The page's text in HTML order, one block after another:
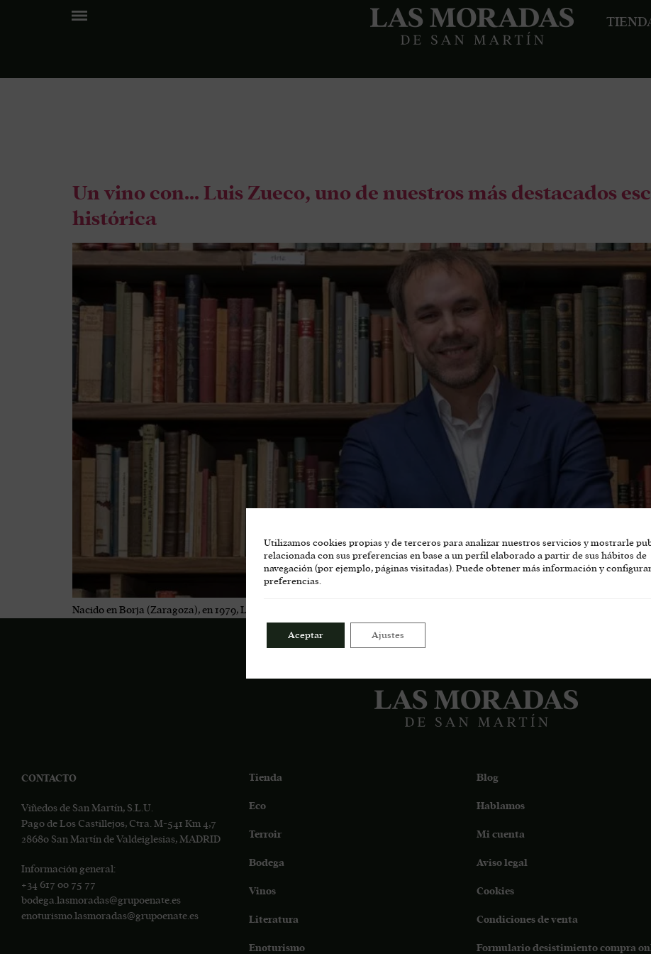
Un vino con… Luis Zueco, uno de nuestros más destacados
histórica
Nacido en Borja (Zaragoza), en 1979, Luis Zueco es ingeniero industrial, licenciado en Historia y escritor. También es director
CONTACTO
Viñedos de San Martín, S.L.U.
Pago de Los Castillejos, Ctra. M-541 Km 4,7
28680 San Martín de Valdeiglesias, MADRID
Información general:
+34 617 00 75 77
bodega.lasmoradas@grupoenate.es
enoturismo.lasmoradas@grupoenate.es
Tienda
Eco
Terroir
Bodega
Vinos
Literatura
Enoturismo
Blog
Hablamos
Mi cuenta
Aviso legal
Cookies
Condiciones de venta
Formulario desistimiento compra
Utilizamos cookies propias y de terceros para analizar nuestros servicios y mostrarle
relacionada con sus preferencias en base a un perfil elaborado a partir de sus hábitos de
navegación (por ejemplo, páginas visitadas). Puede obtener más información y
preferencias.
Aceptar Ajustes